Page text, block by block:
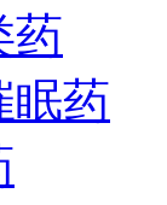
药
眠药